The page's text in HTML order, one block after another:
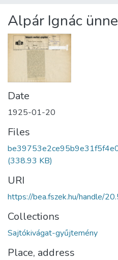
Statistics
About us
Alpár Ignác
Date
1925-01-20
Files
(338.93 KB)
URI
https://bea.fszek.hu/handle/
Collections
Sajtókivágat-gyűjtemény
Place, address